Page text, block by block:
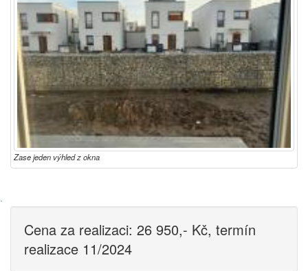
Zase jeden výhled z okna
·
Cena za realizaci: 26 950,- Kč, termín
realizace 11/2024